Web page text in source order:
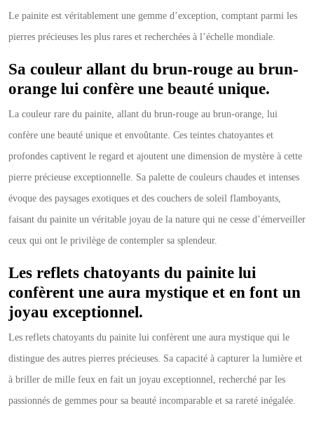
Le painite est véritablement une gemme d’exception, comptant parmi les
pierres précieuses les plus rares et recherchées à l’échelle mondiale.
Sa couleur allant du brun-rouge au brun-
orange lui confère une beauté unique.
La couleur rare du painite, allant du brun-rouge au brun-orange, lui
confère une beauté unique et envoûtante. Ces teintes chatoyantes et
profondes captivent le regard et ajoutent une dimension de mystère à cette
pierre précieuse exceptionnelle. Sa palette de couleurs chaudes et intenses
évoque des paysages exotiques et des couchers de soleil flamboyants,
faisant du painite un véritable joyau de la nature qui ne cesse d’émerveiller
ceux qui ont le privilège de contempler sa splendeur.
Les reflets chatoyants du painite lui
confèrent une aura mystique et en font un
joyau exceptionnel.
Les reflets chatoyants du painite lui confèrent une aura mystique qui le
distingue des autres pierres précieuses. Sa capacité à capturer la lumière et
à briller de mille feux en fait un joyau exceptionnel, recherché par les
passionnés de gemmes pour sa beauté incomparable et sa rareté inégalée.